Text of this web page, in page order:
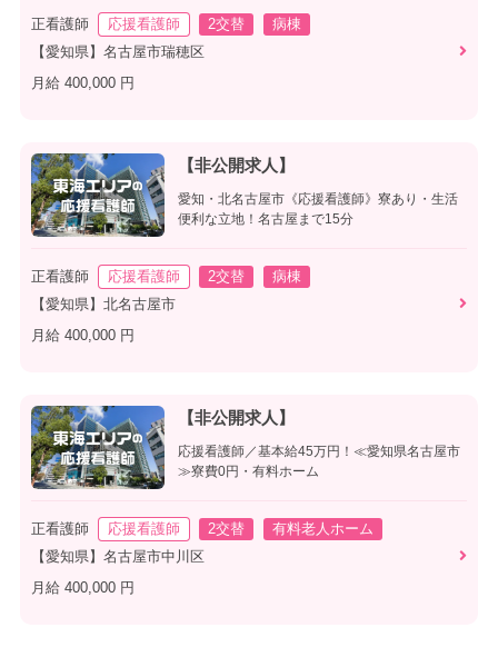
正看護師 応援看護師 2交替
病棟
【愛知県】名古屋市瑞穂区
月給 400,000 円
【非公開求人】
愛知・北名古屋市《応援看護師》寮あり・生活
便利な立地！名古屋まで15分
正看護師 応援看護師 2交替
病棟
【愛知県】北名古屋市
月給 400,000 円
【非公開求人】
応援看護師／基本給45万円！≪愛知県名古屋市
≫寮費0円・有料ホーム
正看護師 応援看護師 2交替
有料老人ホーム
【愛知県】名古屋市中川区
月給 400,000 円